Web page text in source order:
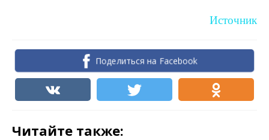
Источник
Поделиться на Facebook
Читайте также: